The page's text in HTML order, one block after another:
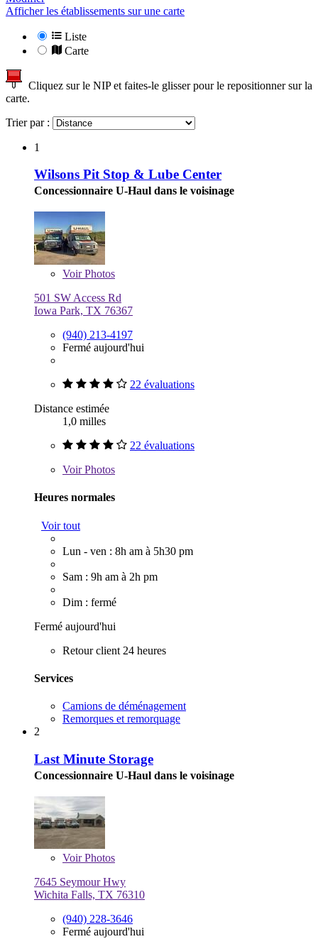
Afficher les établissements sur une carte
Liste
Carte
Cliquez sur le NIP et faites-le glisser pour le repositionner sur la
carte.
Trier par :
1
Wilsons Pit Stop & Lube Center
Concessionnaire U-Haul dans le voisinage
VoirPhotos
501 SW Access Rd
Iowa Park, TX 76367
(940) 213-4197
Fermé aujourd'hui
22 évaluations
Distance estimée
1,0 milles
22 évaluations
VoirPhotos
Heures normales
Voir tout
Lun - ven : 8h am à 5h30 pm
Sam : 9h am à 2h pm
Dim : fermé
Fermé aujourd'hui
Retour client 24 heures
Services
Camions de déménagement
Remorques et remorquage
2
Last Minute Storage
Concessionnaire U-Haul dans le voisinage
VoirPhotos
7645 Seymour Hwy
Wichita Falls, TX 76310
(940) 228-3646
Fermé aujourd'hui